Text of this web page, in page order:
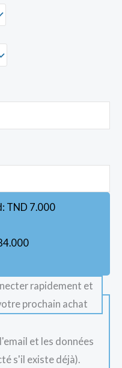
TND 7.000
rapidement et
prochain achat
et les données
s'il existe déjà).